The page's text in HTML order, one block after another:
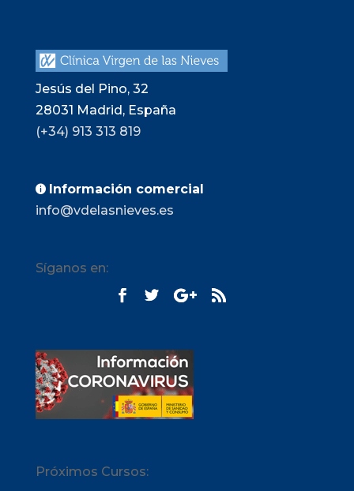
Jesús del Pino, 32
28031 Madrid, España
(+34) 913 313 819
 Información comercial
info@vdelasnieves.es
Síganos en:
Próximos Cursos: